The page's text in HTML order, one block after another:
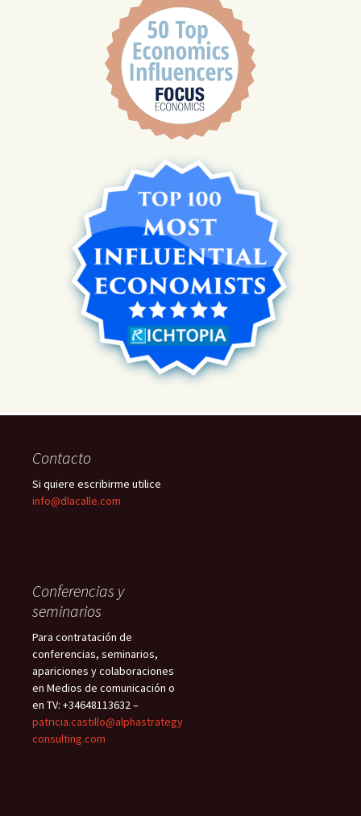
Contacto
Si quiere escribirme utilice
info@dlacalle.com
Conferencias y
seminarios
Para contratación de
conferencias, seminarios,
apariciones y colaboraciones
en Medios de comunicación o
en TV: +34648113632 –
patricia.castillo@alphastrategy
consulting.com